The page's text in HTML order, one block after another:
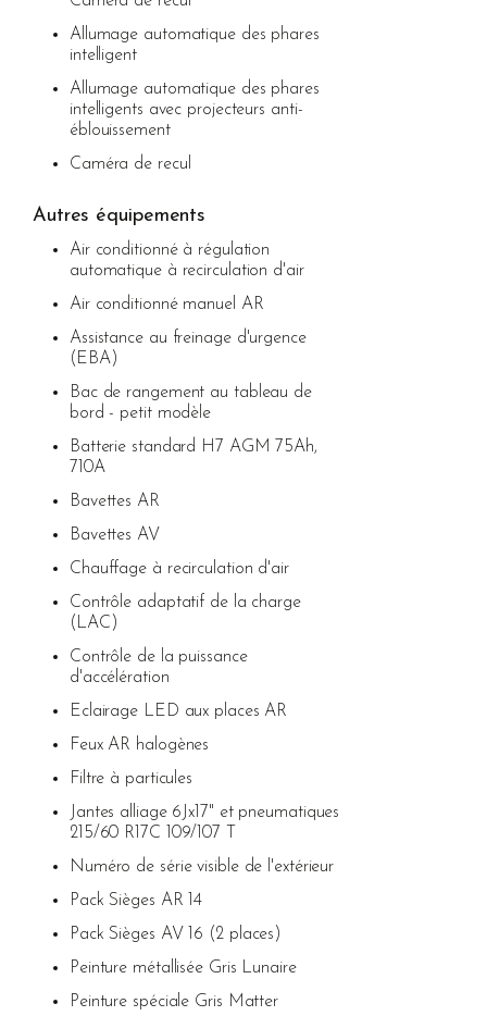
Allumage automatique des phares
intelligent
Allumage automatique des phares
intelligents avec projecteurs anti-
éblouissement
Caméra de recul
Autres équipements
Air conditionné à régulation
automatique à recirculation d'air
Air conditionné manuel AR
Assistance au freinage d'urgence
(EBA)
Bac de rangement au tableau de
bord - petit modèle
Batterie standard H7 AGM 75Ah,
710A
Bavettes AR
Bavettes AV
Chauffage à recirculation d'air
Contrôle adaptatif de la charge
(LAC)
Contrôle de la puissance
d'accélération
Eclairage LED aux places AR
Feux AR halogènes
Filtre à particules
Jantes alliage 6Jx17" et pneumatiques
215/60 R17C 109/107 T
Numéro de série visible de l'extérieur
Pack Sièges AR 14
Pack Sièges AV 16 (2 places)
Peinture métallisée Gris Lunaire
Peinture spéciale Gris Matter